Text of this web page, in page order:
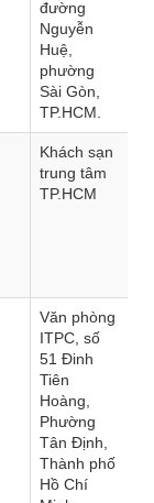
đường
Nguyễn
Huệ,
phường
Sài Gòn,
TP.HCM.
Khách sạn
trung tâm
TP.HCM
Văn phòng
ITPC, số
51 Đinh
Tiên
Hoàng,
Phường
Tân Định,
Thành phố
Hồ Chí